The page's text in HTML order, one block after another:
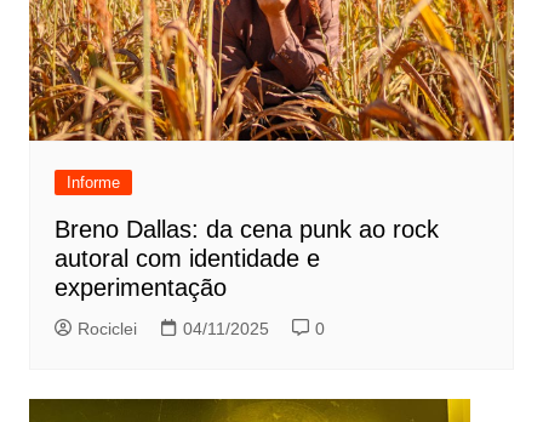
Informe
Breno Dallas: da cena punk ao rock
autoral com identidade e
experimentação
Rociclei 04/11/2025 0